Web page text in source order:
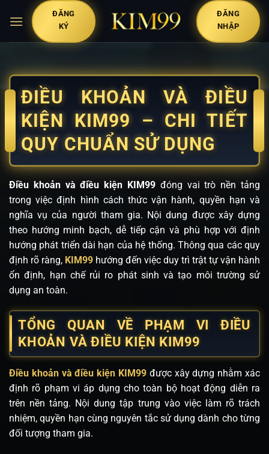
qua
ĐĂNG
KÝ
ĐĂNG
NHẬP
ĐIỀU KHOẢN VÀ ĐIỀU
KIỆN KIM99 – CHI TIẾT
QUY CHUẨN SỬ DỤNG
Điều khoản và điều kiện KIM99 đóng vai trò nền tảng
trong việc định hình cách thức vận hành, quyền hạn và
nghĩa vụ của người tham gia. Nội dung được xây dựng
theo hướng minh bạch, dễ tiếp cận và phù hợp với định
hướng phát triển dài hạn của hệ thống. Thông qua các quy
định rõ ràng, KIM99 hướng đến việc duy trì trật tự vận hành
ổn định, hạn chế rủi ro phát sinh và tạo môi trường sử
dụng an toàn.
TỔNG QUAN VỀ PHẠM VI ĐIỀU
KHOẢN VÀ ĐIỀU KIỆN KIM99
Điều khoản và điều kiện KIM99 được xây dựng nhằm xác
định rõ phạm vi áp dụng cho toàn bộ hoạt động diễn ra
trên nền tảng. Nội dung tập trung vào việc làm rõ trách
nhiệm, quyền hạn cùng nguyên tắc sử dụng dành cho từng
đối tượng tham gia.